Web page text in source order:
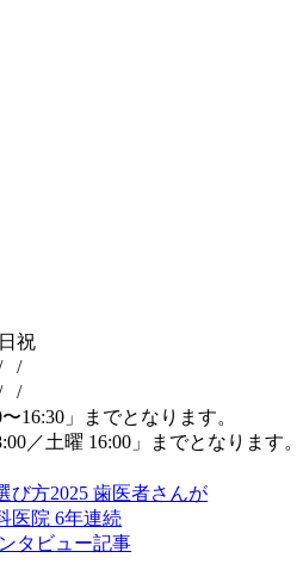
日 祝
/
/
16:30」までとなります。
／土曜 16:00」までとなります。